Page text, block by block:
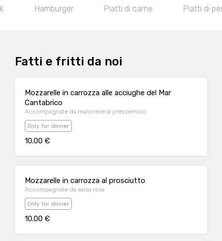
Hamburger Piatti di carne Piatti di
Fatti e fritti da noi
Mozzarelle in carrozza alle acciughe del Mar
Cantabrico
Accompagnate da maionese al prezzemolo
Only for dinner
10.00 €
Mozzarelle in carrozza al prosciutto
Accompagnate da salsa rosa
Only for dinner
10.00 €